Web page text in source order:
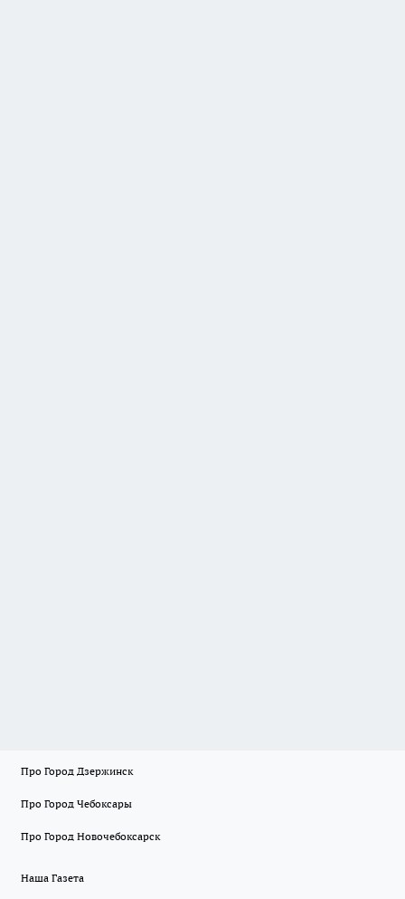
Про Город Дзержинск
Про Город Чебоксары
Про Город Новочебоксарск
Наша Газета